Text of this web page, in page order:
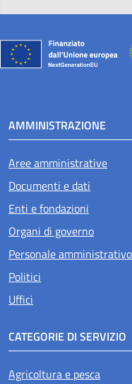
AMMINISTRAZIONE
Aree amministrative
Documenti e dati
Enti e fondazioni
Organi di governo
Personale amministrativo
Politici
Uffici
CATEGORIE DI SERVIZIO
Agricoltura e pesca